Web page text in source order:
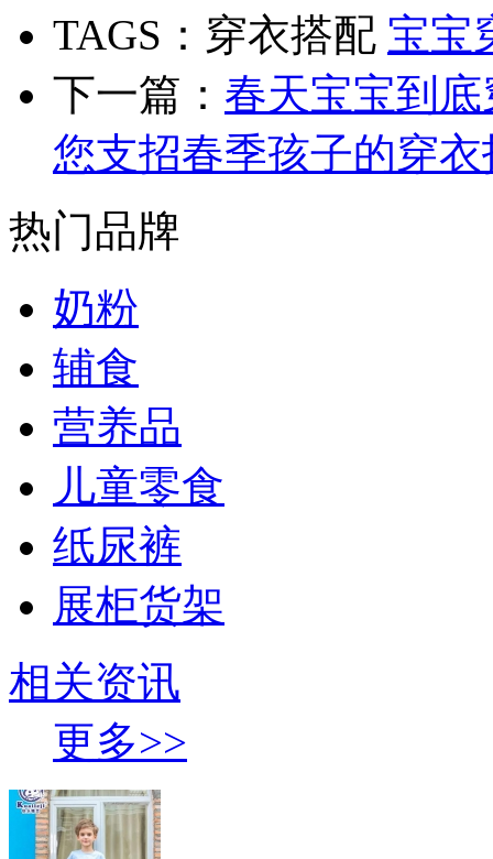
TAGS：穿衣搭配 宝宝
下一篇： 春天宝宝到
您支招春季孩子的穿
热门品牌
奶粉
辅食
营养品
儿童零食
纸尿裤
展柜货架
相关资讯
更多>>